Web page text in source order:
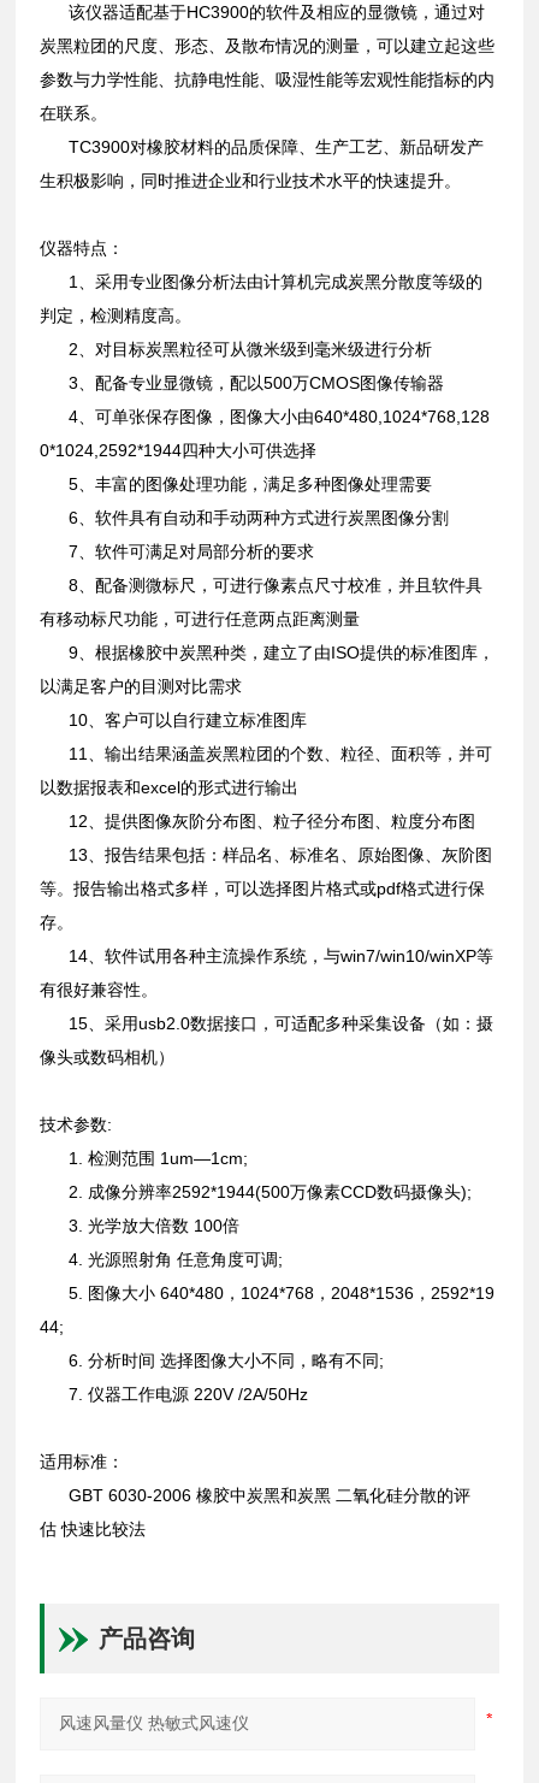
该仪器适配基于HC3900的软件及相应的显微镜，通过对
炭黑粒团的尺度、形态、及散布情况的测量，可以建立起这些
参数与力学性能、抗静电性能、吸湿性能等宏观性能指标的内
在联系。
TC3900对橡胶材料的品质保障、生产工艺、新品研发产
生积极影响，同时推进企业和行业技术水平的快速提升。
仪器特点：
1、采用专业图像分析法由计算机完成炭黑分散度等级的
判定，检测精度高。
2、对目标炭黑粒径可从微米级到毫米级进行分析
3、配备专业显微镜，配以500万CMOS图像传输器
4、可单张保存图像，图像大小由640*480,1024*768,128
0*1024,2592*1944四种大小可供选择
5、丰富的图像处理功能，满足多种图像处理需要
6、软件具有自动和手动两种方式进行炭黑图像分割
7、软件可满足对局部分析的要求
8、配备测微标尺，可进行像素点尺寸校准，并且软件具
有移动标尺功能，可进行任意两点距离测量
9、根据橡胶中炭黑种类，建立了由ISO提供的标准图库，
以满足客户的目测对比需求
10、客户可以自行建立标准图库
11、输出结果涵盖炭黑粒团的个数、粒径、面积等，并可
以数据报表和excel的形式进行输出
12、提供图像灰阶分布图、粒子径分布图、粒度分布图
13、报告结果包括：样品名、标准名、原始图像、灰阶图
等。报告输出格式多样，可以选择图片格式或pdf格式进行保
存。
14、软件试用各种主流操作系统，与win7/win10/winXP等
有很好兼容性。
15、采用usb2.0数据接口，可适配多种采集设备（如：摄
像头或数码相机）
技术参数:
1. 检测范围 1um—1cm;
2. 成像分辨率2592*1944(500万像素CCD数码摄像头);
3. 光学放大倍数 100倍
4. 光源照射角 任意角度可调;
5. 图像大小 640*480，1024*768，2048*1536，2592*19
44;
6. 分析时间 选择图像大小不同，略有不同;
7. 仪器工作电源 220V /2A/50Hz
适用标准：
GBT 6030-2006 橡胶中炭黑和炭黑 二氧化硅分散的评
估 快速比较法
产品咨询